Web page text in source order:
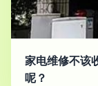
家电维修不该
呢？